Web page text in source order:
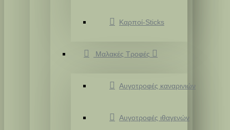
Καρποί-Sticks
Μαλακές Τροφές
Αυγοτροφές καναρινιών
Αυγοτροφές ιθαγενών